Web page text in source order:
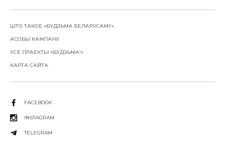
ШТО ТАКОЕ «БУДЗЬМА БЕЛАРУСАМІ!»
АСОБЫ КАМПАНІІ
УСЕ ПРАЕКТЫ «БУДЗЬМА!»
КАРТА САЙТА
FACEBOOK
INSTAGRAM
TELEGRAM